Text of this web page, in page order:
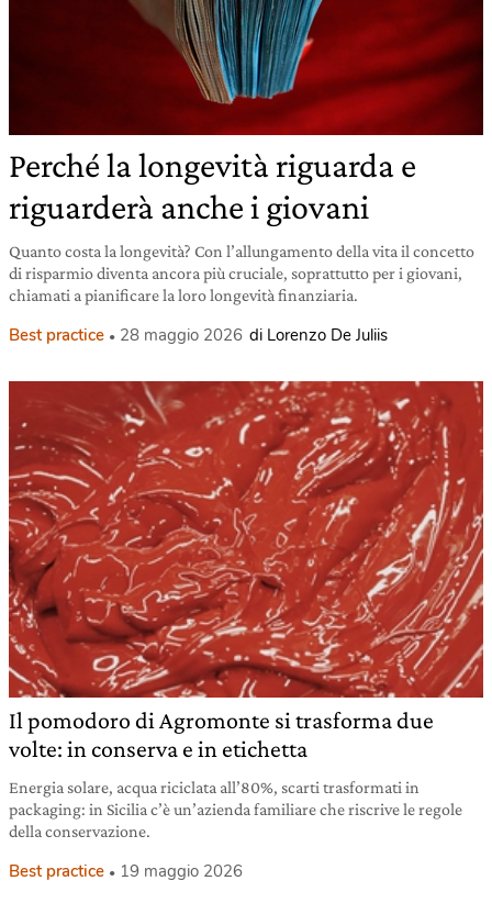
Perché la longevità riguarda e
riguarderà anche i giovani
Quanto costa la longevità? Con l’allungamento della vita il concetto
di risparmio diventa ancora più cruciale, soprattutto per i giovani,
chiamati a pianificare la loro longevità finanziaria.
Best practice 28 maggio 2026 di Lorenzo De Juliis
Il pomodoro di Agromonte si trasforma due
volte: in conserva e in etichetta
Energia solare, acqua riciclata all’80%, scarti trasformati in
packaging: in Sicilia c’è un’azienda familiare che riscrive le regole
della conservazione.
Best practice 19 maggio 2026